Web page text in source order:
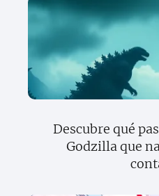
Descubre qué
Godzilla que